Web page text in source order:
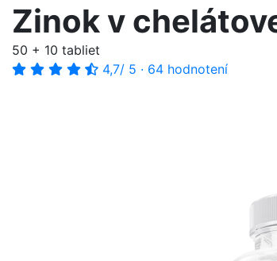
Zinok v
50 + 10 tabliet
4,7/ 5 · 64 hodnotení